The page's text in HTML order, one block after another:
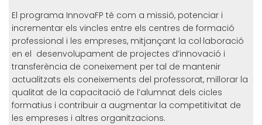
El programa InnovaFP té com a missió, potenciar i
incrementar els vincles entre els centres de formació
professional i les empreses, mitjançant la col·laboració
en el desenvolupament de projectes d’innovació i
transferència de coneixement per tal de mantenir
actualitzats els coneixements del professorat, millorar la
qualitat de la capacitació de l’alumnat dels cicles
formatius i contribuir a augmentar la competitivitat de
les empreses i altres organitzacions.